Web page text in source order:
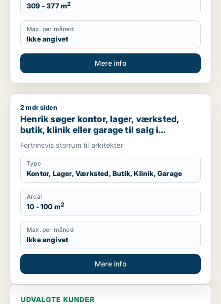
309 - 377 m2
Max. per måned
Ikke angivet
Mere info
Henrik søger kontor, lager, værksted, butik, klinik eller
2 mdr siden
Henrik søger kontor, lager, værksted,
butik, klinik eller garage til salg i
København K, Vesterbro eller
Fortrinsvis storrum til arkitekter
Type
Kontor, Lager, Værksted, Butik, Klinik, Garage
Areal
10 - 100 m2
Max. per måned
Ikke angivet
Mere info
UDVALGTE KUNDER